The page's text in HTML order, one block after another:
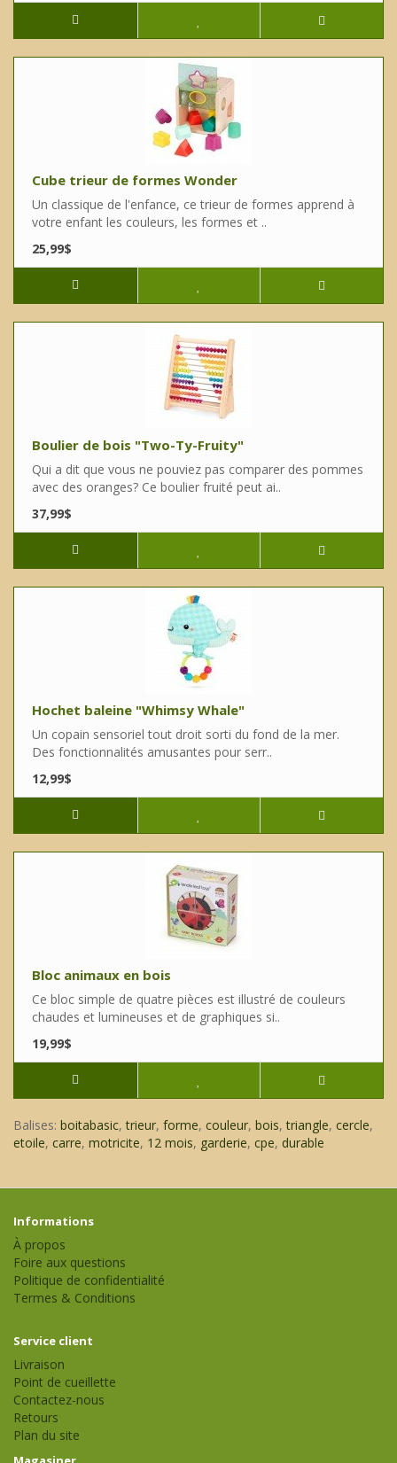
Cube trieur de formes Wonder
Un classique de l'enfance, ce trieur de formes apprend à
votre enfant les couleurs, les formes et ..
25,99$
Boulier de bois "Two-Ty-Fruity"
Qui a dit que vous ne pouviez pas comparer des pommes
avec des oranges? Ce boulier fruité peut ai..
37,99$
Hochet baleine "Whimsy Whale"
Un copain sensoriel tout droit sorti du fond de la mer.
Des fonctionnalités amusantes pour serr..
12,99$
Bloc animaux en bois
Ce bloc simple de quatre pièces est illustré de couleurs
chaudes et lumineuses et de graphiques si..
19,99$
Balises: boitabasic,trieur, forme, couleur, bois,triangle, cercle,
etoile, carre, motricite, 12 mois, garderie, cpe, durable
Informations
À propos
Foire aux questions
Politique de confidentialité
Termes & Conditions
Service client
Livraison
Point de cueillette
Contactez-nous
Retours
Plan du site